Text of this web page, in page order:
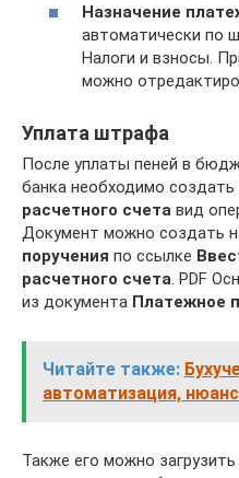
Назначение
автоматически по
Налоги и взносы.
можно
Уплата штрафа
После уплаты пеней в
банка необходимо
расчетного счета вид
Документ можно создать
поручения по ссылке
расчетного счета. PDF
из документа Платежное
Читайте также:
автоматизация,
Также его можно